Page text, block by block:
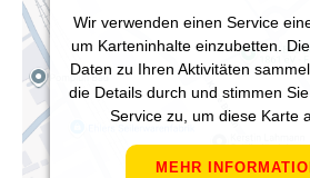
Wir verwenden einen Service
um Karteninhalte einzubetten.
Daten zu Ihren Aktivitäten
die Details durch und stimmen
Service zu, um diese Karte
MEHR